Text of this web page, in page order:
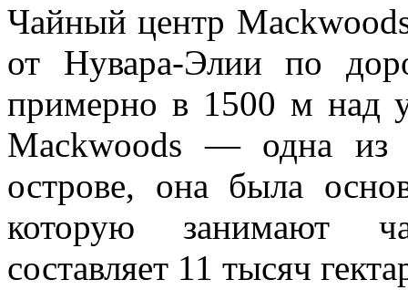
Чайный центр
от Нувара-Элии по
примерно в 1500 м над
Mackwoods — одна из
острове, она была
которую занимают
составляет 11 тысяч